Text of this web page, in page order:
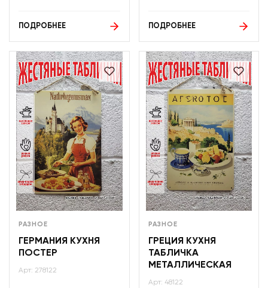
ПОДРОБНЕЕ ПОДРОБНЕЕ
РАЗНОЕ
ГЕРМАНИЯ КУХНЯ
ПОСТЕР
Арт: 278122
РАЗНОЕ
ГРЕЦИЯ КУХНЯ
ТАБЛИЧКА
МЕТАЛЛИЧЕСКАЯ
Арт: 48122